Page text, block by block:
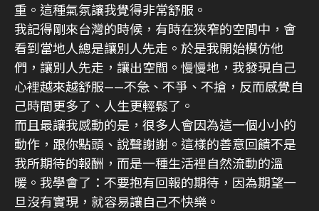
重。這種氣氛讓我覺得非常舒服。
我記得剛來台灣的時候，有時在狹窄的空間中，會
看到當地人總是讓別人先走。於是我開始模仿他
們，讓別人先走，讓出空間。慢慢地，我發現自己
心裡越來越舒服——不急、不爭、不搶，反而感覺自
己時間更多了、人生更輕鬆了。
而且最讓我感動的是，很多人會因為這一個小小的
動作，跟你點頭、說聲謝謝。這樣的善意回饋不是
我所期待的報酬，而是一種生活裡自然流動的溫
暖。我學會了：不要抱有回報的期待，因為期望一
旦沒有實現，就容易讓自己不快樂。